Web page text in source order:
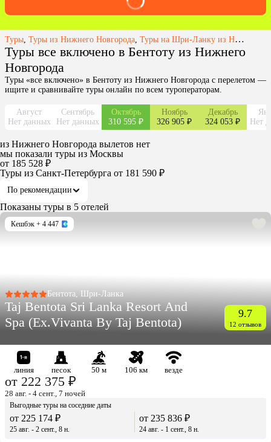
Туры Туры из Нижнего Новгорода Туры на Шри-Ланку из Нижнего Новгорода
Туры все включено в Бентоту из Нижнего
Новгорода
Туры «все включено» в Бентоту из Нижнего Новгорода с перелетом —
ищите и сравнивайте туры онлайн по всем туроператорам.
Август
Нет данных
Сентябрь
Нет данных
Октябрь
310 595 ₽
Ноябрь
326 905 ₽
Декабрь
324 053 ₽
Нет
из Нижнего Новгорода вылетов нет
мы показали туры из Москвы
от 185 528 ₽
Туры из Санкт-Петербурга от 181 590 ₽
По рекомендации
Показаны туры в 5 отелей
Кешбэк + 4 447
Бентота, Шри-Ланка
Taj Bentota Sri Lanka Resort And
Spa (Ex.Vivanta By Taj Bentota)
9.7
12 отзывов
линия песок 50 м 106 км везде
от 222 375 ₽
28 авг. - 4 сент., 7 ночей
Выгодные туры на соседние даты
от 225 174 ₽
25 авг. - 2 сент., 8 н.
от 235 836 ₽
24 авг. - 1 сент., 8 н.